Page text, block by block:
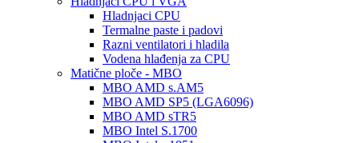
Hladnjaci CPU
Termalne paste i padovi
Razni ventilatori i hladila
Vodena hlađenja za CPU
Matične ploče - MBO
MBO AMD s.AM5
MBO AMD SP5 (LGA6096)
MBO AMD sTR5
MBO Intel S.1700